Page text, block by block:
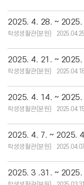
2025. 4. 28. ~ 2025.
학생생활관(분원) 2025.04.25
2025. 4. 21. ~ 2025.
학생생활관(분원)
2025. 4. 14. ~ 2025.
학생생활관(분원) 2025.04.15
2025. 4. 7. ~ 2025.
학생생활관(분원) 2025.04.07
2025. 3 .31. ~ 2025.